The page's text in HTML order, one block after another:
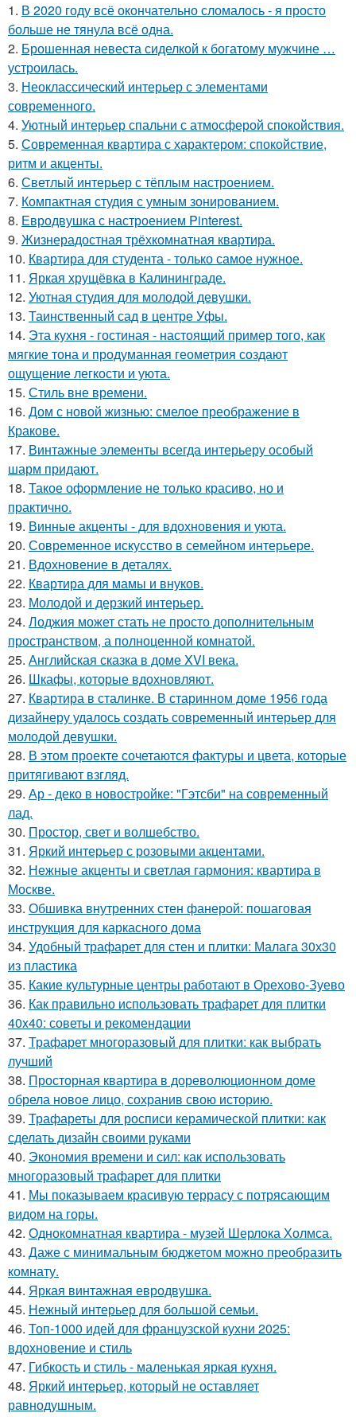
1. В 2020 году всё окончательно сломалось - я просто
больше не тянула всё одна.
2. Брошенная невеста сиделкой к богатому мужчине …
устроилась.
3. Неоклассический интерьер с элементами
современного.
4. Уютный интерьер спальни с атмосферой спокойствия.
5. Современная квартира с характером: спокойствие,
ритм и акценты.
6. Светлый интерьер с тёплым настроением.
7. Компактная студия с умным зонированием.
8. Евродвушка с настроением Pinterest.
9. Жизнерадостная трёхкомнатная квартира.
10. Квартира для студента - только самое нужное.
11. Яркая хрущёвка в Калининграде.
12. Уютная студия для молодой девушки.
13. Таинственный сад в центре Уфы.
14. Эта кухня - гостиная - настоящий пример того, как
мягкие тона и продуманная геометрия создают
ощущение легкости и уюта.
15. Стиль вне времени.
16. Дом с новой жизнью: смелое преображение в
Кракове.
17. Винтажные элементы всегда интерьеру особый
шарм придают.
18. Такое оформление не только красиво, но и
практично.
19. Винные акценты - для вдохновения и уюта.
20. Современное искусство в семейном интерьере.
21. Вдохновение в деталях.
22. Квартира для мамы и внуков.
23. Молодой и дерзкий интерьер.
24. Лоджия может стать не просто дополнительным
пространством, а полноценной комнатой.
25. Английская сказка в доме XVI века.
26. Шкафы, которые вдохновляют.
27. Квартира в сталинке. В старинном доме 1956 года
дизайнеру удалось создать современный интерьер для
молодой девушки.
28. В этом проекте сочетаются фактуры и цвета, которые
притягивают взгляд.
29. Ар - деко в новостройке: "Гэтсби" на современный
лад.
30. Простор, свет и волшебство.
31. Яркий интерьер с розовыми акцентами.
32. Нежные акценты и светлая гармония: квартира в
Москве.
33. Обшивка внутренних стен фанерой: пошаговая
инструкция для каркасного дома
34. Удобный трафарет для стен и плитки: Малага 30х30
из пластика
35. Какие культурные центры работают в Орехово-Зуево
36. Как правильно использовать трафарет для плитки
40x40: советы и рекомендации
37. Трафарет многоразовый для плитки: как выбрать
лучший
38. Просторная квартира в дореволюционном доме
обрела новое лицо, сохранив свою историю.
39. Трафареты для росписи керамической плитки: как
сделать дизайн своими руками
40. Экономия времени и сил: как использовать
многоразовый трафарет для плитки
41. Мы показываем красивую террасу с потрясающим
видом на горы.
42. Однокомнатная квартира - музей Шерлока Холмса.
43. Даже с минимальным бюджетом можно преобразить
комнату.
44. Яркая винтажная евродвушка.
45. Нежный интерьер для большой семьи.
46. Топ-1000 идей для французской кухни 2025:
вдохновение и стиль
47. Гибкость и стиль - маленькая яркая кухня.
48. Яркий интерьер, который не оставляет
равнодушным.